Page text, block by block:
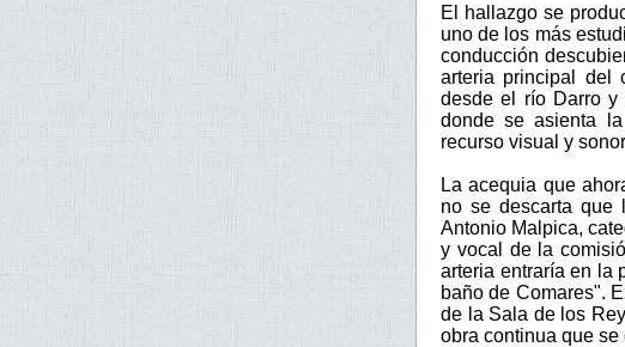
El hallazgo se
uno de los más
conducción
arteria principal del
desde el río Darro y
donde se asienta
recurso visual y
La acequia que
no se descarta que
Antonio Malpica,
y vocal de la
arteria entraría en la
baño de Comares".
de la Sala de los
obra continua que se